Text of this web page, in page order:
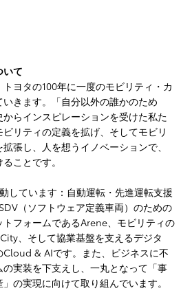
いて
トヨタの100年に一度のモビリティ・カ
きます。「自分以外の誰かのため
らインスピレーションを受けた私た
リティの定義を拡げ、そしてモビリ
張し、人を想うイノベーションで、
ことです。
しています：自動運転・先進運転支援
（ソフトウェア定義車両）のための
フォームであるArene、モビリティの
、そして協業基盤を支えるデジタ
Cloud & AIです。また、ビジネスに不
実装を下支えし、一丸となって「事
の実現に向けて取り組んでいます。